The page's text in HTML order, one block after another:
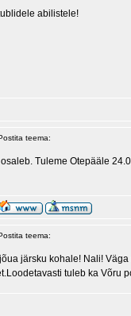
abilistele!
teema:
Tuleme Otepääle
teema:
järsku kohale! Nali!
tuleb ka Võru